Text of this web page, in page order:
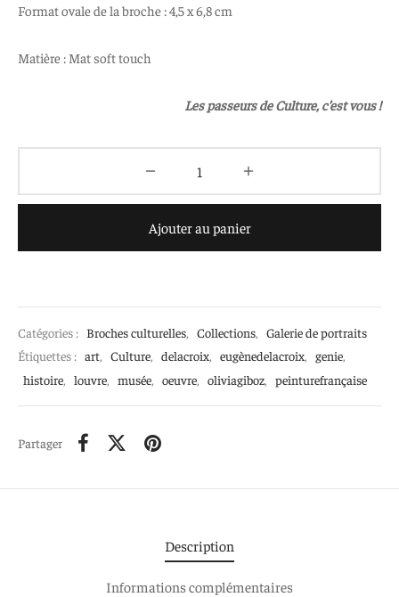
Format ovale de la broche : 4,5 x 6,8 cm
Matière : Mat soft touch
Les passeurs de Culture, c’est vous !
Ajouter au panier
Catégories : Broches culturelles, Collections, Galerie de portraits
Étiquettes : art, Culture, delacroix, eugènedelacroix, genie,
histoire, louvre, musée, oeuvre, oliviagiboz, peinturefrançaise
Partager
Description
Informations complémentaires